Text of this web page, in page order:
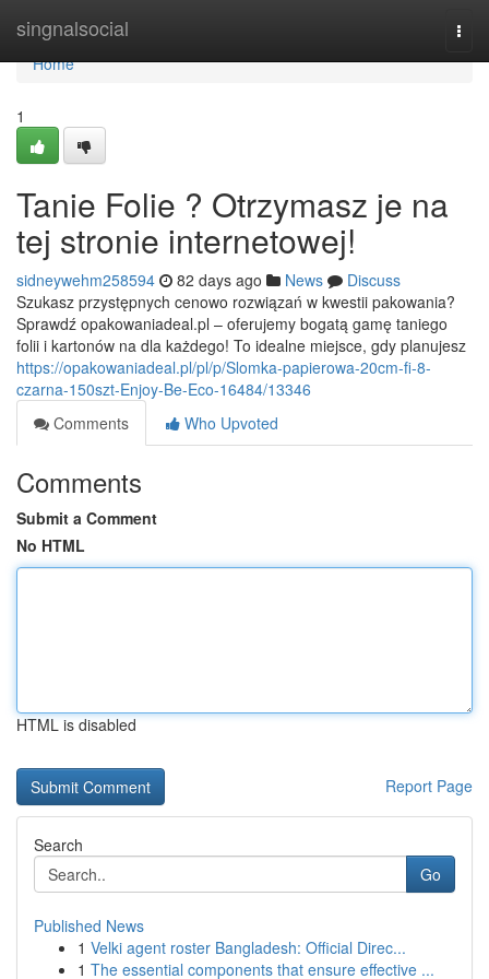
singnalsocial
Home
Home
1
Tanie Folie ? Otrzymasz je na
tej stronie internetowej!
sidneywehm258594 82 days ago News
Discuss
Szukasz przystępnych cenowo rozwiązań w kwestii pakowania?
Sprawdź opakowaniadeal.pl – oferujemy bogatą gamę taniego
folii i kartonów na dla każdego! To idealne miejsce, gdy planujesz
https://opakowaniadeal.pl/pl/p/Slomka-papierowa-20cm-fi-8-
czarna-150szt-Enjoy-Be-Eco-16484/13346
Comments
Who Upvoted
Comments
Submit a Comment
No HTML
HTML is disabled
Report Page
Search
Go
Published News
1 Velki agent roster Bangladesh: Official Direc...
1 The essential components that ensure effective ...